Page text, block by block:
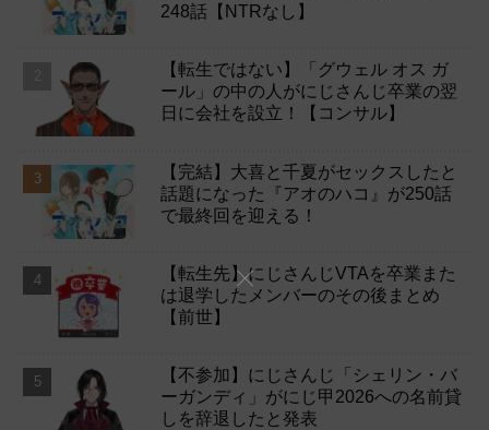
248話【NTRなし】
【転生ではない】「グウェル オス ガ
ール」の中の人がにじさんじ卒業の翌
日に会社を設立！【コンサル】
【完結】大喜と千夏がセックスしたと
話題になった『アオのハコ』が250話
で最終回を迎える！
【転生先】にじさんじVTAを卒業また
は退学したメンバーのその後まとめ
【前世】
【不参加】にじさんじ「シェリン・バ
ーガンディ」がにじ甲2026への名前貸
しを辞退したと発表